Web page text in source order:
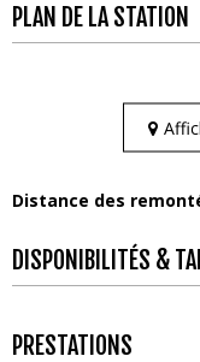
PLAN DE LA STATION
Distance des
DISPONIBILITÉS &
PRESTATIONS